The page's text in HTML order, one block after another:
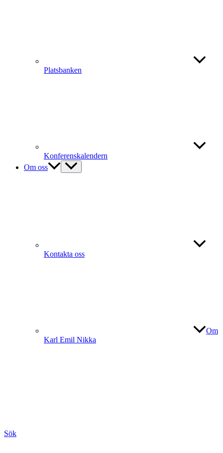
Platsbanken
Konferenskalendern
Om oss
Kontakta oss
Om
Karl Emil Nikka
Sök